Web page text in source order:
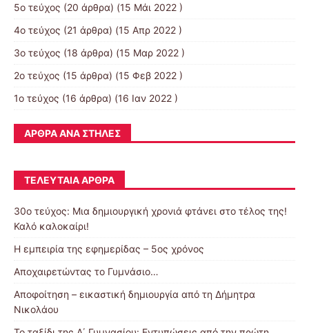
5ο τεύχος (20 άρθρα) (15 Μάι 2022 )
4ο τεύχος (21 άρθρα) (15 Απρ 2022 )
3ο τεύχος (18 άρθρα) (15 Μαρ 2022 )
2ο τεύχος (15 άρθρα) (15 Φεβ 2022 )
1ο τεύχος (16 άρθρα) (16 Ιαν 2022 )
ΆΡΘΡΑ ΑΝΆ ΣΤΉΛΕΣ
ΤΕΛΕΥΤΑΊΑ ΆΡΘΡΑ
30o τεύχος: Μια δημιουργική χρονιά φτάνει στο τέλος της!
Καλό καλοκαίρι!
Η εμπειρία της εφημερίδας – 5ος χρόνος
Αποχαιρετώντας το Γυμνάσιο…
Αποφοίτηση – εικαστική δημιουργία από τη Δήμητρα
Νικολάου